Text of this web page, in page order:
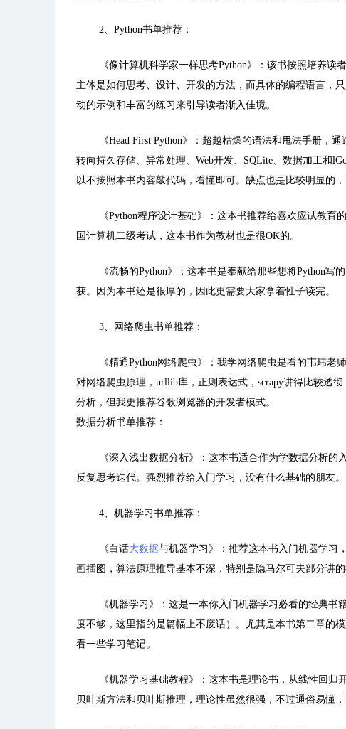
2、Python书单推荐：
《像计算机科学家一样思考Python》： 该书按照培养读
主体是如何思考、设计、开发的方法，而具体的编程语言，
动的示例和丰富的练习来引导读者渐入佳境。
《Head First Python》： 超越枯燥的语法和甩法手册，
转向持久存储、异常处理、Web开发、SQLite、数据加工和
以不按照本书内容敲代码，看懂即可。缺点也是比较明显的
《Python程序设计基础》： 这本书推荐给喜欢应试教育
国计算机二级考试，这本书作为教材也是很OK的。
《流畅的Python》： 这本书是奉献给那些想将Python写
获。因为本书还是很厚的，因此更需要大家拿着性子读完。
3、网络爬虫书单推荐：
《精通Python网络爬虫》： 我学网络爬虫是看的韦玮老
对网络爬虫原理，urllib库，正则表达式，scrapy讲得比较透
分析，但我更推荐谷歌浏览器的开发者模式。
数据分析书单推荐：
《深入浅出数据分析》： 这本书适合作为学数据分析的
反复思考迭代。强烈推荐给入门学习，没有什么基础的朋友。
4、机器学习书单推荐：
《白话大数据与机器学习》： 推荐这本书入门机器学习
画插图，算法原理推导基本不深，特别是隐马尔可夫部分讲
《机器学习》： 这是一本你入门机器学习必看的经典书
度不够，这里指的是篇幅上不废话）。尤其是本书第二章的
看一些学习笔记。
《机器学习基础教程》： 这本书是理论书，从线性回归
贝叶斯方法和贝叶斯推理，理论性虽然很强，不过通俗易懂